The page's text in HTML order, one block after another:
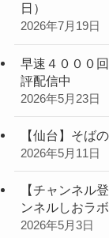
日）
2026年7月19日
早速４０００
評配信中
2026年5月23日
【仙台】そば
2026年5月11日
【チャンネル
ンネルしおラ
2026年5月3日